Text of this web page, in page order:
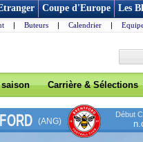
Coupe d'Europe Les
| Buteurs | Calendrier |
Carrière & Sélections
(ANG)
Début